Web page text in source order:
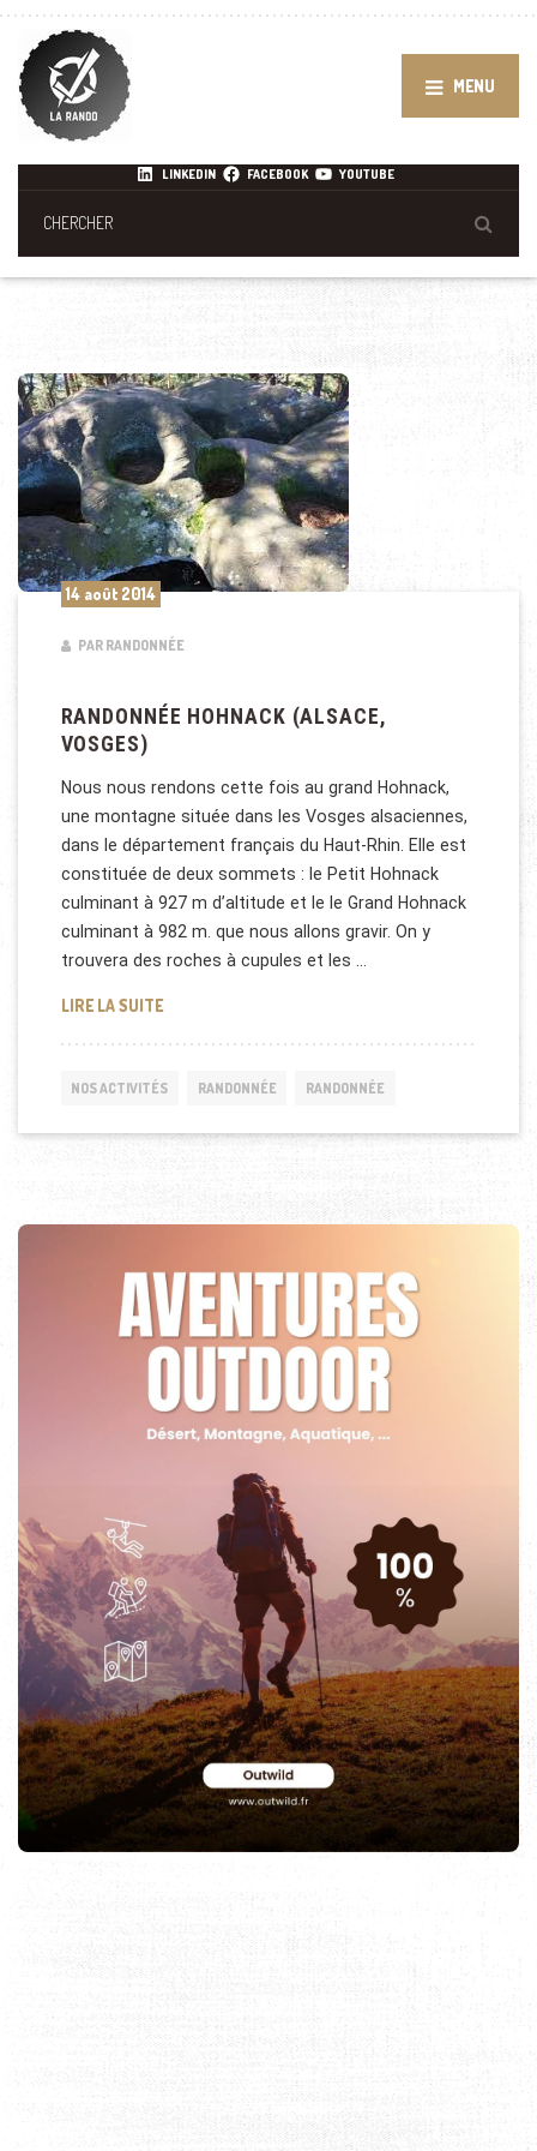
MENU
LINKEDIN FACEBOOK YOUTUBE
14 août 2014
PAR RANDONNÉE
RANDONNÉE HOHNACK (ALSACE,
VOSGES)
Nous nous rendons cette fois au grand Hohnack,
une montagne située dans les Vosges alsaciennes,
dans le département français du Haut-Rhin. Elle est
constituée de deux sommets : le Petit Hohnack
culminant à 927 m d’altitude et le le Grand Hohnack
culminant à 982 m. que nous allons gravir. On y
trouvera des roches à cupules et les …
LIRE LA SUITERANDONNÉE HOHNACK (ALSACE, VOSGES)
NOS ACTIVITÉS RANDONNÉE RANDONNÉE